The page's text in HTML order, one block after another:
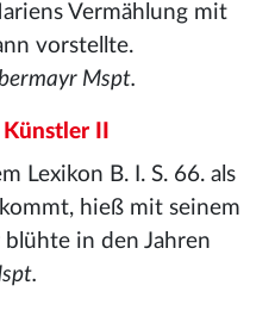
Vermählung mit
vorstellte.
Mspt.
II
Lexikon B. I. S. 66. als
hieß mit seinem
blühte in den Jahren